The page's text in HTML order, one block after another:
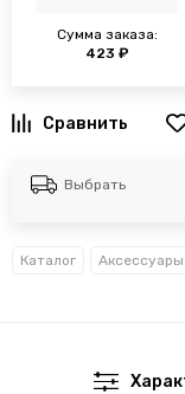
Сумма заказа:
423 ₽
Выбрать
Каталог Аксессуары